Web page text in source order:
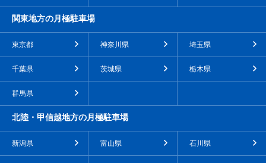
関東地方の月極駐車場
東京都 神奈川県 埼玉県
千葉県 茨城県 栃木県
群馬県
北陸・甲信越地方の月極駐車場
新潟県 富山県 石川県